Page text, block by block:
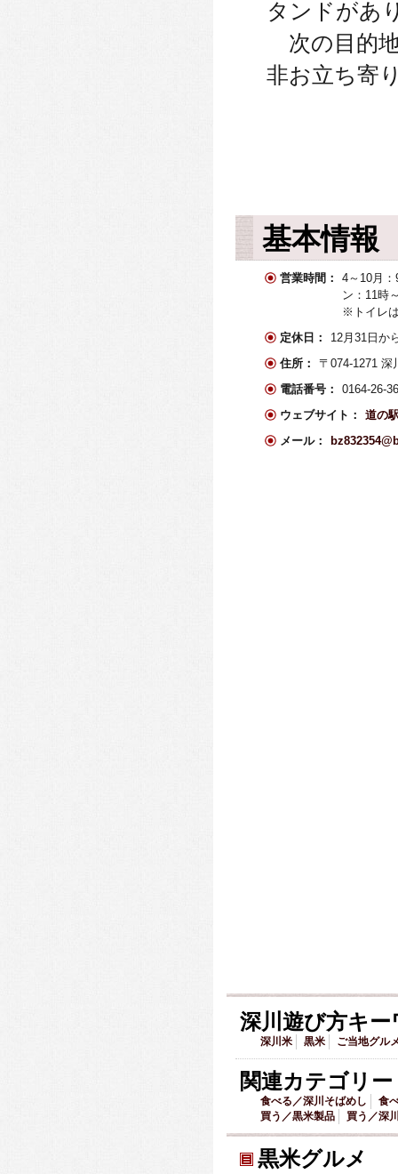
タンドがあ
次の目的
非お立ち寄
基本情報
営業時間：
4～10月
ン：11時
※トイレ
定休日：
12月31日か
住所：
〒074-1271 深
電話番号：
0164-26-
ウェブサイト：
道の
メール：
深川遊び方キー
深川米 黒米 ご当地グル
関連カテゴリー
食べる／深川そばめし
食
買う／黒米製品
買う／深
黒米グルメ